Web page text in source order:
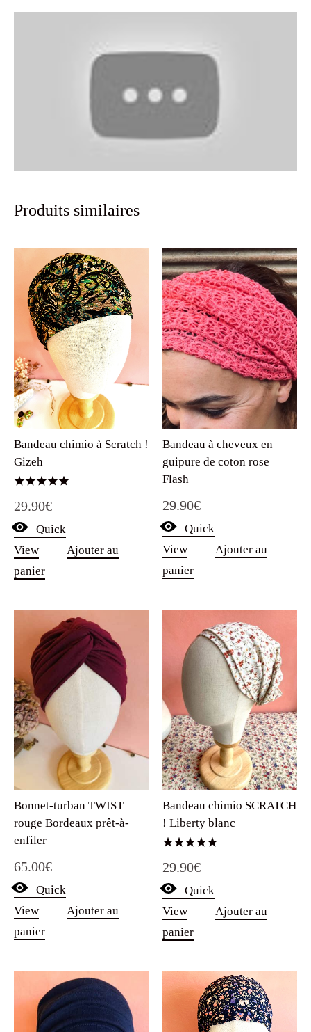
Produits similaires
Bandeau chimio à Scratch !
Gizeh
5.00
sur 5
29.90€
Quick
View
Ajouter au
panier
Bandeau à cheveux en
guipure de coton rose
Flash
29.90€
Quick
View
Ajouter au
panier
Bonnet-turban TWIST
rouge Bordeaux prêt-à-
enfiler
65.00€
Quick
View
Ajouter au
panier
Bandeau chimio SCRATCH
! Liberty blanc
5.00
sur 5
29.90€
Quick
View
Ajouter au
panier